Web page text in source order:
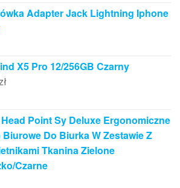
Adapter Jack Lightning Iphone
X5 Pro 12/256GB Czarny
Point Sy Deluxe Ergonomiczne
Biurowe Do Biurka W Zestawie Z
Tkanina Zielone
Czarne